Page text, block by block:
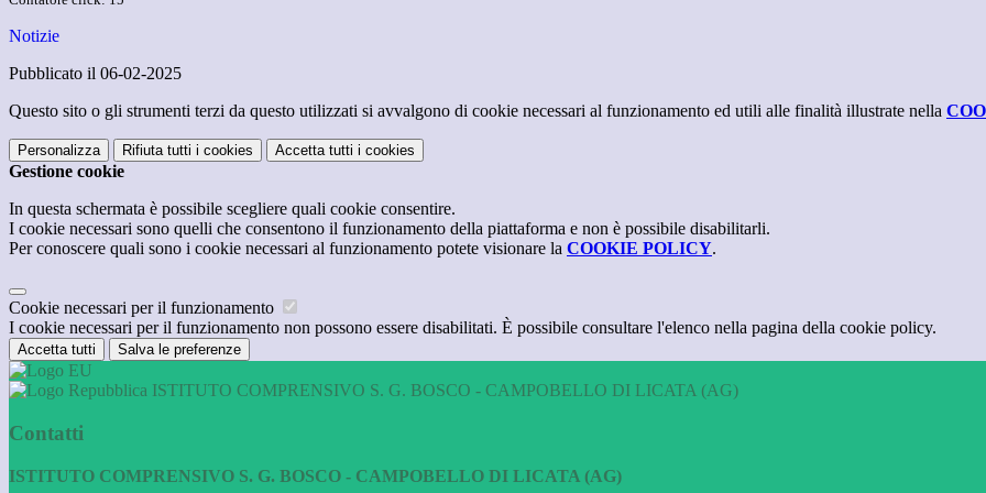
Notizie
Pubblicato il 06-02-2025
Questo sito o gli strumenti terzi da questo utilizzati si avvalgono di cookie necessari al funzionamento ed utili alle finalità illustrate nella
Personalizza Rifiuta tutti i cookies Accetta tutti i cookies
Gestione cookie
In questa schermata è possibile scegliere quali cookie consentire.
I cookie necessari sono quelli che consentono il funzionamento della piattaforma e non è possibile disabilitarli.
Per conoscere quali sono i cookie necessari al funzionamento potete visionare la COOKIE POLICY.
Cookie necessari per il funzionamento
I cookie necessari per il funzionamento non possono essere disabilitati. È possibile consultare l'elenco nella pagina della cookie policy.
Accetta tutti Salva le preferenze
ISTITUTO COMPRENSIVO S. G. BOSCO - CAMPOBELLO DI LICATA (AG)
Contatti
ISTITUTO COMPRENSIVO S. G. BOSCO - CAMPOBELLO DI LICATA (AG)